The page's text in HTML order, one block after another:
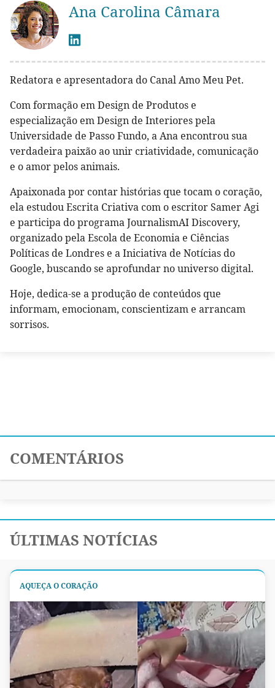
Ana Carolina Câmara
Redatora e apresentadora do Canal Amo Meu Pet.
Com formação em Design de Produtos e
especialização em Design de Interiores pela
Universidade de Passo Fundo, a Ana encontrou sua
verdadeira paixão ao unir criatividade, comunicação
e o amor pelos animais.
Apaixonada por contar histórias que tocam o coração,
ela estudou Escrita Criativa com o escritor Samer Agi
e participa do programa JournalismAI Discovery,
organizado pela Escola de Economia e Ciências
Políticas de Londres e a Iniciativa de Notícias do
Google, buscando se aprofundar no universo digital.
Hoje, dedica-se a produção de conteúdos que
informam, emocionam, conscientizam e arrancam
sorrisos.
COMENTÁRIOS
ÚLTIMAS NOTÍCIAS
AQUEÇA O CORAÇÃO